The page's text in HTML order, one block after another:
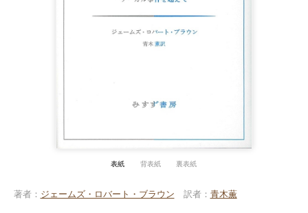
表紙 背表紙 裏表紙
著者 ジェームズ・ロバート・ブラウン 訳者 青木薫